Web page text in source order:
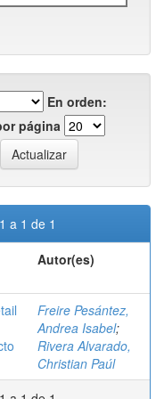
En orden:
página
a 1 de 1
Autor(es)
Freire Pesántez,
Andrea Isabel;
Rivera Alvarado,
Christian Paúl